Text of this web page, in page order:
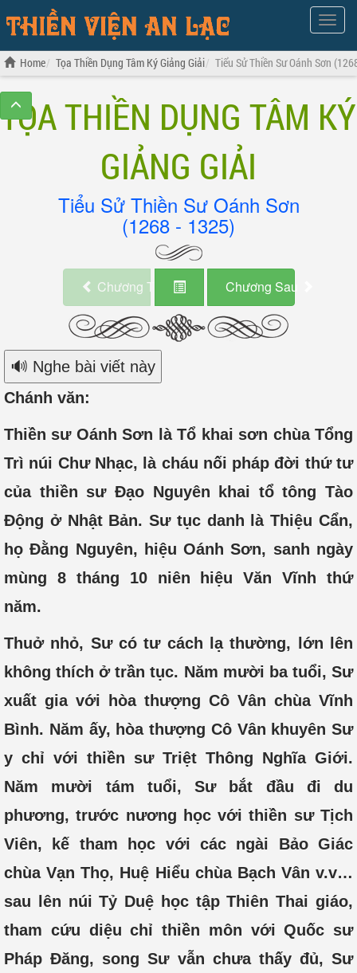
Show
Menu
Home Tọa Thiền Dụng Tâm Ký Giảng Giải Tiểu Sử Thiền Sư Oánh Sơn
TỌA THIỀN DỤNG TÂM KÝ
GIẢNG GIẢI
Tiểu Sử Thiền Sư Oánh Sơn
(1268 - 1325)
Chương Trước Chương Sau
🔊 Nghe bài viết này
Chánh văn:
Thiền sư Oánh Sơn là Tổ khai sơn chùa Tổng
Trì núi Chư Nhạc, là cháu nối pháp đời thứ tư
của thiền sư Đạo Nguyên khai tổ tông Tào
Động ở Nhật Bản. Sư tục danh là Thiệu Cẩn,
họ Đằng Nguyên, hiệu Oánh Sơn, sanh ngày
mùng 8 tháng 10 niên hiệu Văn Vĩnh thứ
năm.
Thuở nhỏ, Sư có tư cách lạ thường, lớn lên
không thích ở trần tục. Năm mười ba tuổi, Sư
xuất gia với hòa thượng Cô Vân chùa Vĩnh
Bình. Năm ấy, hòa thượng Cô Vân khuyên Sư
y chỉ với thiền sư Triệt Thông Nghĩa Giới.
Năm mười tám tuổi, Sư bắt đầu đi du
phương, trước nương học với thiền sư Tịch
Viên, kế tham học với các ngài Bảo Giác
chùa Vạn Thọ, Huệ Hiểu chùa Bạch Vân v.v…
sau lên núi Tỷ Duệ học tập Thiên Thai giáo,
tham cứu diệu chỉ thiền môn với Quốc sư
Pháp Đăng, song Sư vẫn chưa thấy đủ, Sư